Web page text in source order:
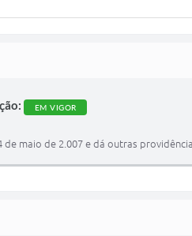
EM VIGOR
maio de 2.007 e dá outras